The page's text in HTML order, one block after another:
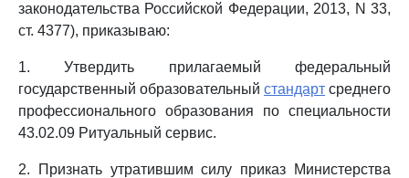
законодательства Российской Федерации, 2013, N 33,
ст. 4377), приказываю:
1. Утвердить прилагаемый федеральный
государственный образовательный стандарт среднего
профессионального образования по специальности
43.02.09 Ритуальный сервис.
2. Признать утратившим силу приказ Министерства